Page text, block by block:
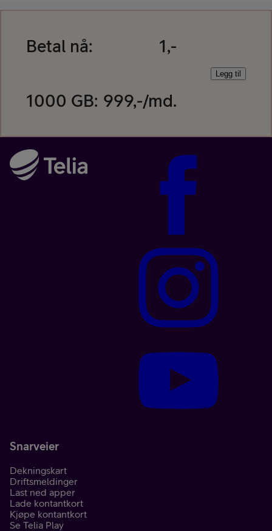
Betal nå: 1,-
1000 GB: 999,-/md.
Legg til
Snarveier
Dekningskart
Driftsmeldinger
Last ned apper
Lade kontantkort
Kjøpe kontantkort
Se Telia Play